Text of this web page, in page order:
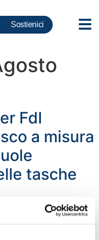
Sostienici
FdI
a misura
tasche